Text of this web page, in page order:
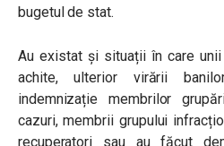
bugetul de stat.
Au existat și situații în care
achite, ulterior virării
indemnizație membrilor
cazuri, membrii grupului
recuperatori sau au făcut